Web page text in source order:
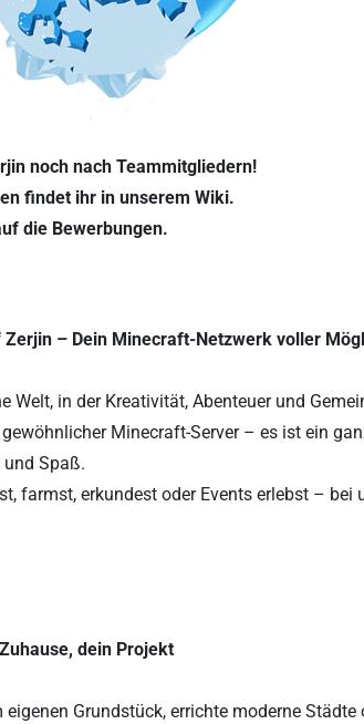
noch nach Teammitgliedern!
findet ihr in unserem Wiki.
die Bewerbungen.
– Dein Minecraft-Netzwerk voller
Welt, in der Kreativität, Abenteuer und
Minecraft-Server – es ist ein
Spaß.
farmst, erkundest oder Events erlebst –
dein Projekt
eigenen Grundstück, errichte moderne